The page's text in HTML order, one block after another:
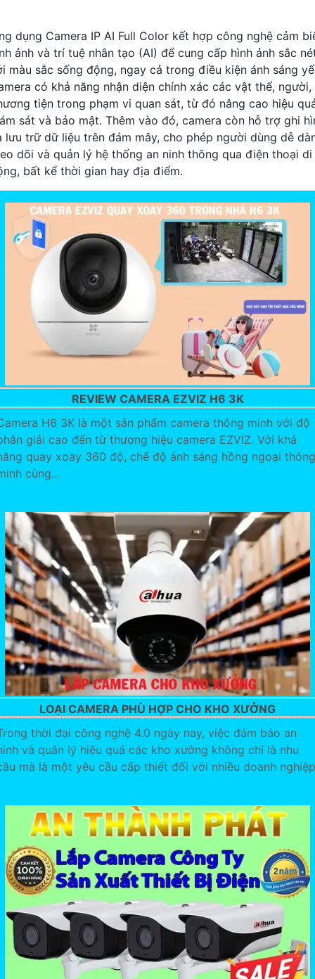
dụng Camera IP AI Full Color kết hợp công nghệ cảm
ảnh và trí tuệ nhân tạo (AI) để cung cấp hình ảnh sắc
màu sắc sống động, ngay cả trong điều kiện ánh sáng
có khả năng nhận diện chính xác các vật thể, người,
tiện trong phạm vi quan sát, từ đó nâng cao hiệu
sát và bảo mật. Thêm vào đó, camera còn hỗ trợ ghi
lưu trữ dữ liệu trên đám mây, cho phép người dùng dễ
dõi và quản lý hệ thống an ninh thông qua điện thoại di
bất kể thời gian hay địa điểm.
REVIEW CAMERA EZVIZ H6 3K
H6 3K là một sản phẩm camera thông minh với độ
giải cao đến từ thương hiệu camera EZVIZ. Với khả
quay xoay 360 độ, chế độ ánh sáng hồng ngoại thông
cùng...
LOẠI CAMERA PHÙ HỢP CHO KHO XƯỞNG
thời đại công nghệ 4.0 ngày nay, việc đảm bảo an
và quản lý hiệu quả các kho xưởng không chỉ là nhu
mà là một yêu cầu cấp thiết đối với nhiều doanh